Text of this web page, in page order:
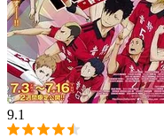
9.1